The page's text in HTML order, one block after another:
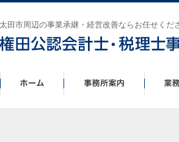
太田市周辺の事業承継・経営改善ならお任せくだ